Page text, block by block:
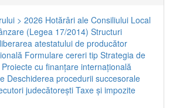
> 2026 Hotărâri ale Consiliului Local
(Legea 17/2014) Structuri
atestatului de producător
Formulare cereri tip Strategia de
Proiecte cu finanţare internaţională
Deschiderea procedurii succesorale
judecătorești Taxe şi impozite